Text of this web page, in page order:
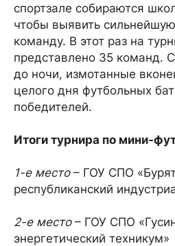
спортзале собираются
чтобы выявить
команду. В этот раз на
представлено 35 команд.
до ночи, измотанные
целого дня футбольных
победителей.
Итоги турнира по мини-
1-е место– ГОУ СПО
республиканский
2-е место– ГОУ СПО
энергетический техникум»